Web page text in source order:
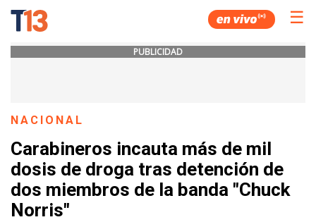
☰
PUBLICIDAD
NACIONAL
Carabineros incauta más de mil
dosis de droga tras detención de
dos miembros de la banda "Chuck
Norris"